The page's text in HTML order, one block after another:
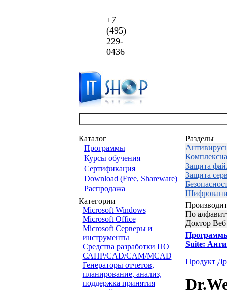
+7
(495)
229-
0436
Каталог
Программы
Курсы обучения
Сертификация
Download (Free, Shareware)
Распродажа
Категории
Microsoft Windows
Microsoft Office
Microsoft Серверы и
инструменты
Средства разработки ПО
САПР/CAD/CAM/MCAD
Генераторы отчетов,
планирование, анализ,
поддержка принятия
Разделы
Защита
Защита
По
Доктор Веб
Suite:
Продукт